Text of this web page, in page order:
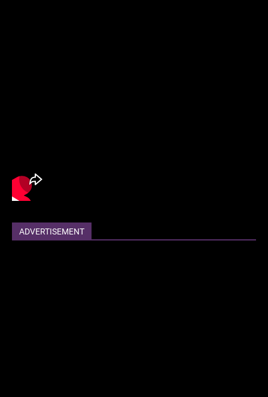
ADVERTISEMENT